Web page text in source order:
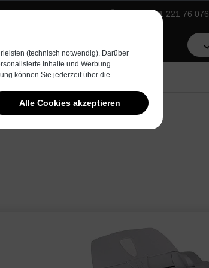
+49 (0) 231 221 76 076
(technisch notwendig). Darüber
Inhalte und Werbung
können Sie jederzeit über die
Alle Cookies akzeptieren